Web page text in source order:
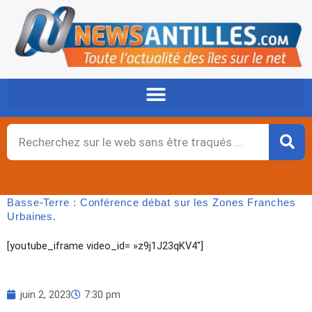
contenu
Rechercher
Basse-Terre : Conférence débat sur les Zones Franches
Urbaines.
[youtube_iframe video_id= »z9j1J23qKV4″]
juin 2, 2023 7:30 pm